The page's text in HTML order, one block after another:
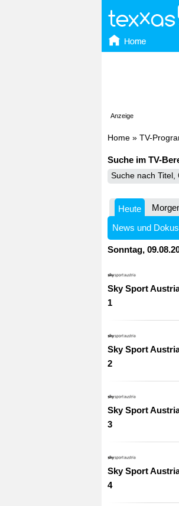
Anzeige
Home » TV-
Suche im TV-
Heute
News und Dokus
Sonntag,
Sky Sport
1
Sky Sport
2
Sky Sport
3
Sky Sport
4